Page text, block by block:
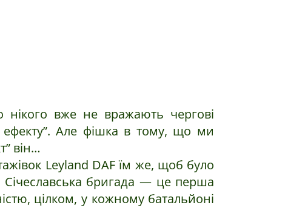
вже не вражають чергові
ефекту”. Але фішка в тому, що ми
він…
Leyland DAF їм же, щоб було
бригада — це перша
цілком, у кожному батальйоні